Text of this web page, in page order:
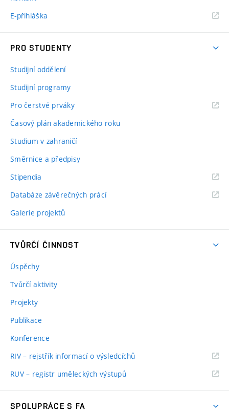
E-přihláška
PRO STUDENTY
Studijní oddělení
Studijní programy
Pro čerstvé prváky
Časový plán akademického roku
Studium v zahraničí
Směrnice a předpisy
Stipendia
Databáze závěrečných prácí
Galerie projektů
TVŮRČÍ ČINNOST
Úspěchy
Tvůrčí aktivity
Projekty
Publikace
Konference
RIV – rejstřík informací o výsledcíchů
RUV – registr uměleckých výstupů
SPOLUPRÁCE S FA